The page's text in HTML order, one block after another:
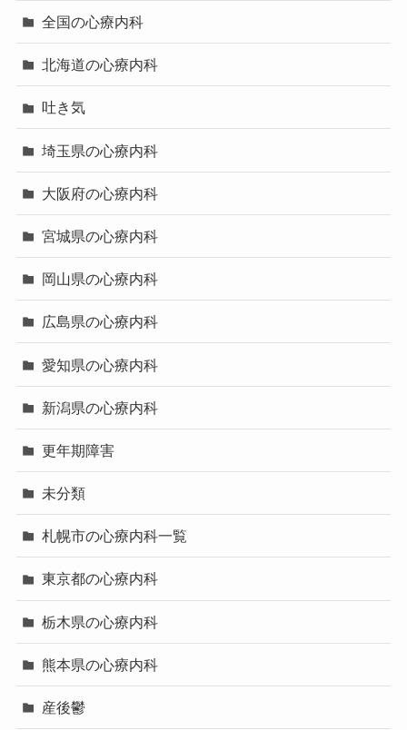
全国の心療内科
北海道の心療内科
吐き気
埼玉県の心療内科
大阪府の心療内科
宮城県の心療内科
岡山県の心療内科
広島県の心療内科
愛知県の心療内科
新潟県の心療内科
更年期障害
未分類
札幌市の心療内科一覧
東京都の心療内科
栃木県の心療内科
熊本県の心療内科
産後鬱